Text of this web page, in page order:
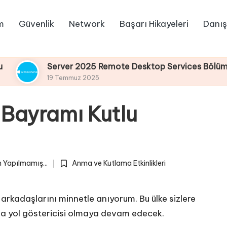
Güvenlik Network Başarı Hikayeleri
Server 2025 Remote Desktop Services Bölüm4 :
19 Temmuz 2025
Kutlu
Posted
Anma ve Kutlama Etkinlikleri
minnetle anıyorum. Bu ülke sizlere
yol göstericisi olmaya devam edecek.